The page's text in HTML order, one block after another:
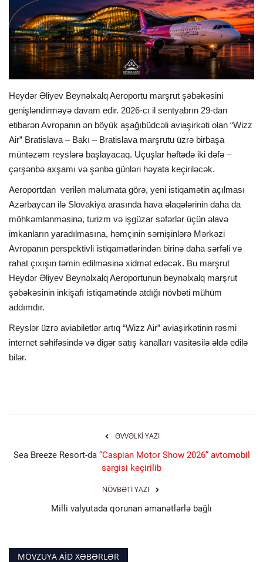
İDMAN
FORMULA 1
ANALİTİKA
Multimedia
Heydər Əliyev Beynəlxalq Aeroportu marşrut şəbəkəsini
genişləndirməyə davam edir. 2026-cı il sentyabrın 29-dan
etibarən Avropanın ən böyük aşağıbüdcəli aviaşirkəti olan “Wizz
Air” Bratislava – Bakı – Bratislava marşrutu üzrə birbaşa
müntəzəm reyslərə başlayacaq. Uçuşlar həftədə iki dəfə –
çərşənbə axşamı və şənbə günləri həyata keçiriləcək.
Aeroportdan verilən məlumata görə, yeni istiqamətin açılması
Azərbaycan ilə Slovakiya arasında hava əlaqələrinin daha da
möhkəmlənməsinə, turizm və işgüzar səfərlər üçün əlavə
imkanların yaradılmasına, həmçinin sərnişinlərə Mərkəzi
Avropanın perspektivli istiqamətlərindən birinə daha sərfəli və
rahat çıxışın təmin edilməsinə xidmət edəcək. Bu marşrut
Heydər Əliyev Beynəlxalq Aeroportunun beynəlxalq marşrut
şəbəkəsinin inkişafı istiqamətində atdığı növbəti mühüm
addımdır.
Reyslər üzrə aviabiletlər artıq “Wizz Air” aviaşirkətinin rəsmi
internet səhifəsində və digər satış kanalları vasitəsilə əldə edilə
bilər.
ƏVVƏLKI YAZI
Sea Breeze Resort-da “Caspian Motor Show 2026” avtomobil
sərgisi keçirilib
NÖVBƏTI YAZI
Milli valyutada qorunan əmanətlərlə bağlı
MÖVZUYA AID XƏBƏRLƏR